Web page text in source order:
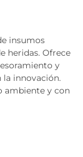
insumos
heridas. Ofrece
y
la innovación.
ambiente y con